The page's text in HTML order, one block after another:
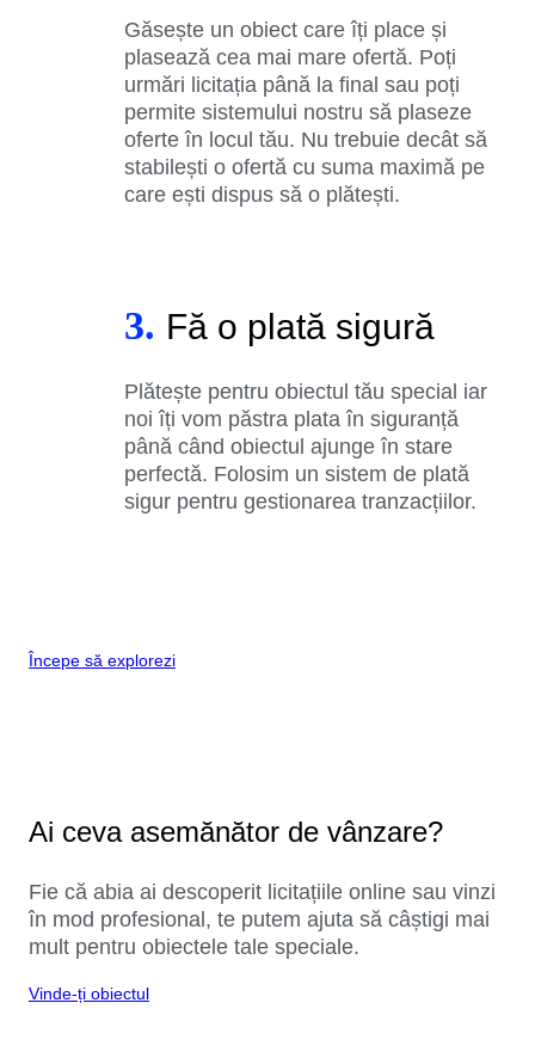
Găsește un obiect care îți place și
plasează cea mai mare ofertă. Poți
urmări licitația până la final sau poți
permite sistemului nostru să plaseze
oferte în locul tău. Nu trebuie decât să
stabilești o ofertă cu suma maximă pe
care ești dispus să o plătești.
3. Fă o plată sigură
Plătește pentru obiectul tău special iar
noi îți vom păstra plata în siguranță
până când obiectul ajunge în stare
perfectă. Folosim un sistem de plată
sigur pentru gestionarea tranzacțiilor.
Începe să explorezi
Ai ceva asemănător de vânzare?
Fie că abia ai descoperit licitațiile online sau vinzi
în mod profesional, te putem ajuta să câștigi mai
mult pentru obiectele tale speciale.
Vinde-ți obiectul